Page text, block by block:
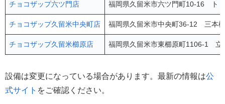
チョコザップ六ツ門店 福岡県久留米市六ツ門町10-16 ト
チョコザップ久留米中央町店 福岡県久留米市中央町36-12 三本
チョコザップ久留米櫛原店 福岡県久留米市東櫛原町1106-1
設備は変更になっている場合があります。最新の情報は公
式サイト をご確認ください。